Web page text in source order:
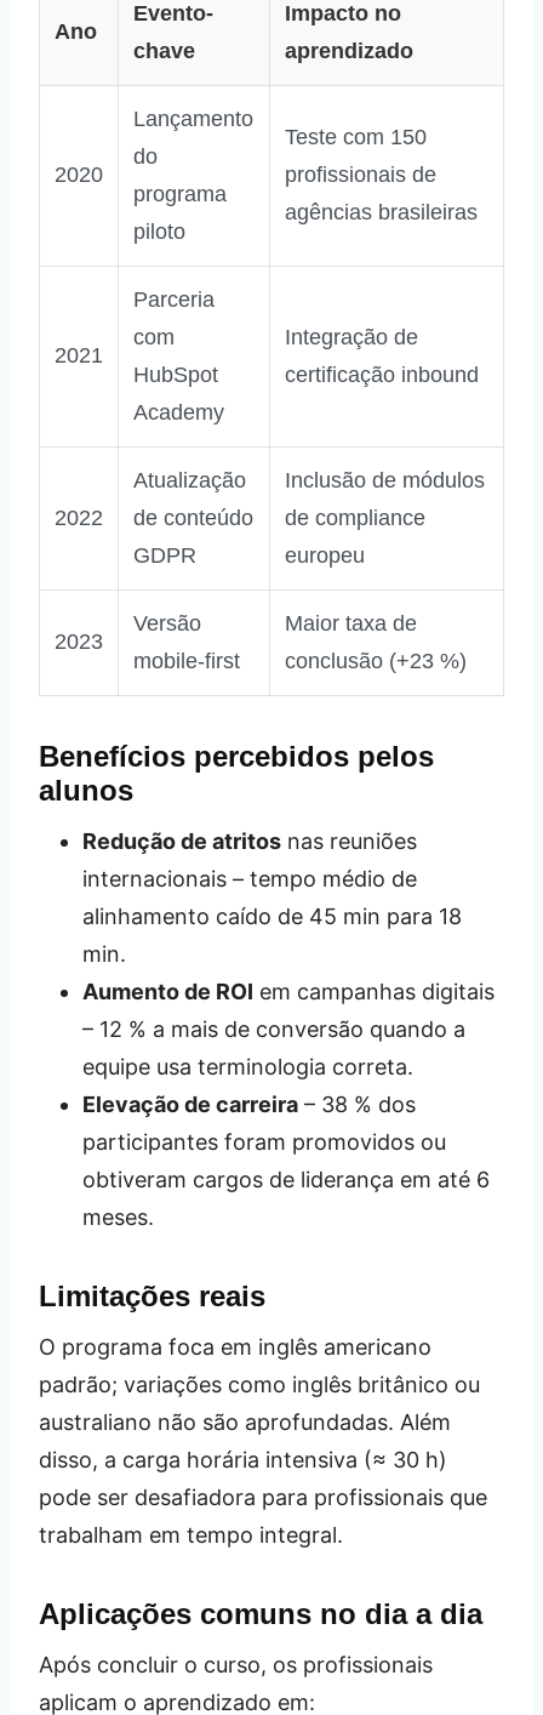
Ano
Evento-
chave
Impacto no
aprendizado
2020
Lançamento
do
programa
piloto
Teste com 150
profissionais de
agências brasileiras
2021
Parceria
com
HubSpot
Academy
Integração de
certificação inbound
2022
Atualização
de conteúdo
GDPR
Inclusão de módulos
de compliance
europeu
2023
Versão
mobile‑first
Maior taxa de
conclusão (+23 %)
Benefícios percebidos pelos
alunos
Redução de atritos nas reuniões
internacionais – tempo médio de
alinhamento caído de 45 min para 18
min.
Aumento de ROI em campanhas digitais
– 12 % a mais de conversão quando a
equipe usa terminologia correta.
Elevação de carreira – 38 % dos
participantes foram promovidos ou
obtiveram cargos de liderança em até 6
meses.
Limitações reais
O programa foca em inglês americano
padrão; variações como inglês britânico ou
australiano não são aprofundadas. Além
disso, a carga horária intensiva (≈ 30 h)
pode ser desafiadora para profissionais que
trabalham em tempo integral.
Aplicações comuns no dia a dia
Após concluir o curso, os profissionais
aplicam o aprendizado em: